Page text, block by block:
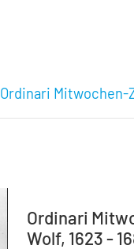
Ordinari Mitwochen-
Ordinari
Wolf, 1623 -